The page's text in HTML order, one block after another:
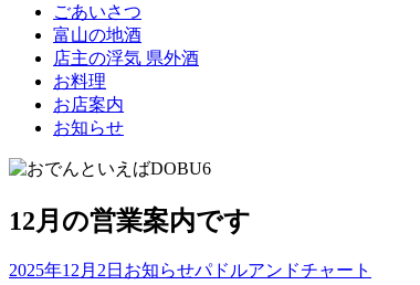
ごあいさつ
富山の地酒
店主の浮気 県外酒
お料理
お店案内
お知らせ
12月の営業案内です
2025年12月2日 お知らせパドルアンドチャート